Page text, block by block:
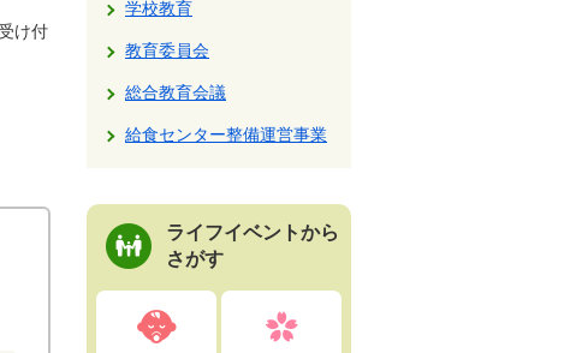
け付
学校教育
教育委員会
総合教育会議
給食センター整備運営事業
ライフイベントから
さがす